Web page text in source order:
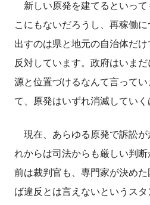
新しい原発を建てるといって
こにもないだろうし、再稼働
出すのは県と地元の自治体だ
反対しています。政府はいま
源と位置づけるなんて言って
て、原発はいずれ消滅していく
現在、あらゆる原発で訴訟が
れからは司法からも厳しい判
前は裁判官も、専門家が決め
ば違反とは言えないというス